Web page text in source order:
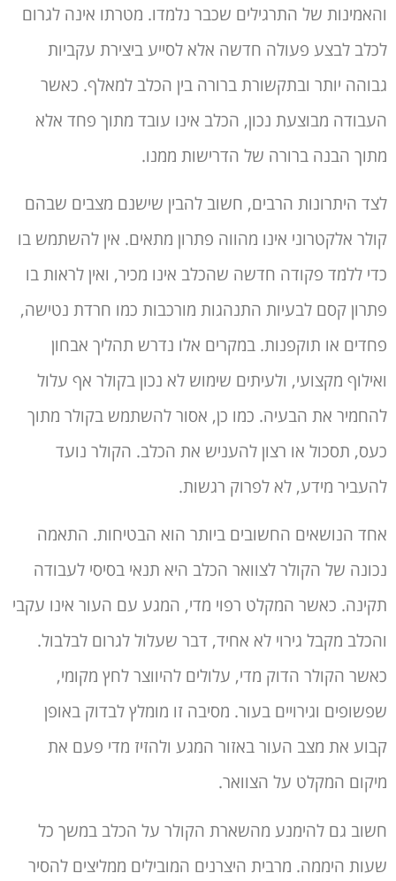
והאמינות של התרגילים שכבר נלמדו. מטרתו אינה לגרום
לכלב לבצע פעולה חדשה אלא לסייע ביצירת עקביות
גבוהה יותר ובתקשורת ברורה בין הכלב למאלף. כאשר
העבודה מבוצעת נכון, הכלב אינו עובד מתוך פחד אלא
מתוך הבנה ברורה של הדרישות ממנו.
לצד היתרונות הרבים, חשוב להבין שישנם מצבים שבהם
קולר אלקטרוני אינו מהווה פתרון מתאים. אין להשתמש בו
כדי ללמד פקודה חדשה שהכלב אינו מכיר, ואין לראות בו
פתרון קסם לבעיות התנהגות מורכבות כמו חרדת נטישה,
פחדים או תוקפנות. במקרים אלו נדרש תהליך אבחון
ואילוף מקצועי, ולעיתים שימוש לא נכון בקולר אף עלול
להחמיר את הבעיה. כמו כן, אסור להשתמש בקולר מתוך
כעס, תסכול או רצון להעניש את הכלב. הקולר נועד
להעביר מידע, לא לפרוק רגשות.
אחד הנושאים החשובים ביותר הוא הבטיחות. התאמה
נכונה של הקולר לצוואר הכלב היא תנאי בסיסי לעבודה
תקינה. כאשר המקלט רפוי מדי, המגע עם העור אינו עקבי
והכלב מקבל גירוי לא אחיד, דבר שעלול לגרום לבלבול.
כאשר הקולר הדוק מדי, עלולים להיווצר לחץ מקומי,
שפשופים וגירויים בעור. מסיבה זו מומלץ לבדוק באופן
קבוע את מצב העור באזור המגע ולהזיז מדי פעם את
מיקום המקלט על הצוואר.
חשוב גם להימנע מהשארת הקולר על הכלב במשך כל
שעות היממה. מרבית היצרנים המובילים ממליצים להסיר